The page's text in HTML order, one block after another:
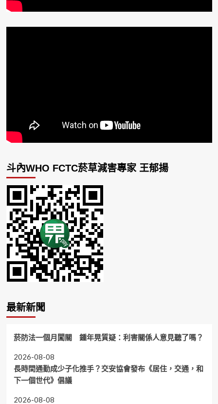
斗內WHO FCTC菸草減害專家 王郁揚
最新新聞
菸防法一個月闖關 鍾年晃質疑：利害關係人意見聽了嗎？
2026-08-08
長時間通勤成少子化推手？交安協會發布《居住，交通，和
下一個世代》倡議
2026-08-08